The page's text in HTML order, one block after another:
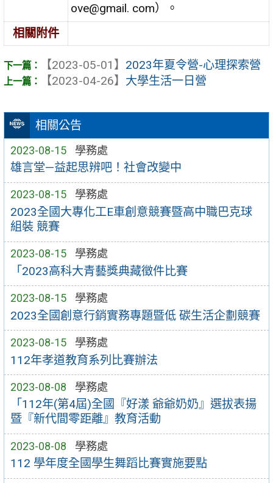
相關公告
2023-08-15 學務處
雄言堂—益起思辨吧！社會改變中
2023-08-15 學務處
2023全國大專化工E車創意競賽暨高中職巴克球
組裝 競賽
2023-08-15 學務處
「2023高科大青藝獎典藏徵件比賽
2023-08-15 學務處
2023全國創意行銷實務專題暨低 碳生活企劃競賽
2023-08-15 學務處
112年孝道教育系列比賽辦法
2023-08-08 學務處
「112年(第4屆)全國『好漾 爺爺奶奶』選拔表揚
暨『新代間零距離』教育活動
2023-08-08 學務處
112 學年度全國學生舞蹈比賽實施要點
ove@gmail. com）。
相關附件
【2023-05-01】 2023年夏令營-心理探索營
【2023-04-26】 大學生活一日營